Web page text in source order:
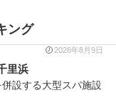
ング
2026年8月9日
里浜
設する大型スパ施設